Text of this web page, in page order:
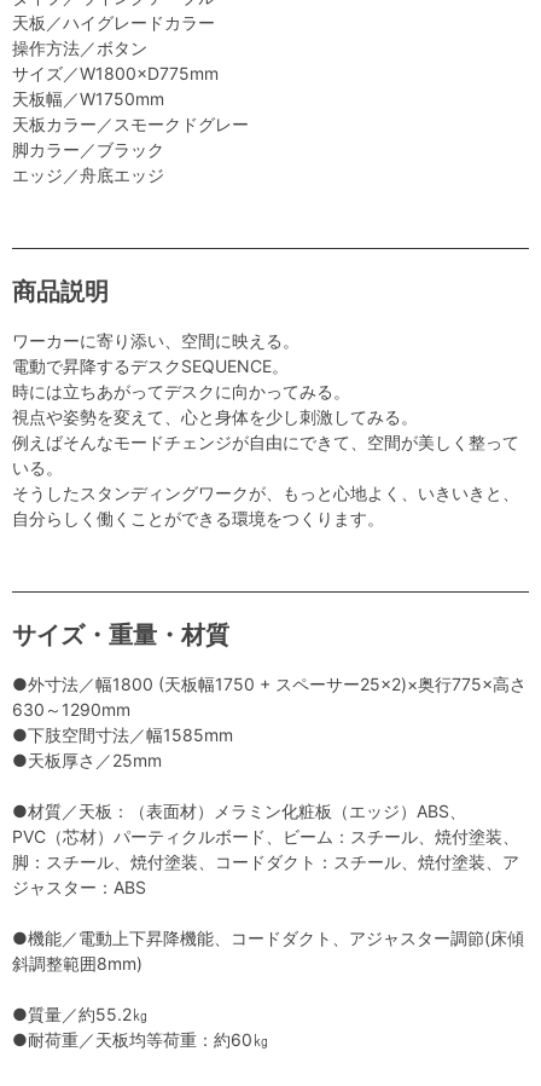
天板／ハイグレードカラー
操作方法／ボタン
サイズ／W1800×D775mm
天板幅／W1750mm
天板カラー／スモークドグレー
脚カラー／ブラック
エッジ／舟底エッジ
商品説明
ワーカーに寄り添い、空間に映える。
電動で昇降するデスクSEQUENCE。
時には立ちあがってデスクに向かってみる。
視点や姿勢を変えて、心と身体を少し刺激してみる。
例えばそんなモードチェンジが自由にできて、空間が美しく整って
いる。
そうしたスタンディングワークが、もっと心地よく、いきいきと、
自分らしく働くことができる環境をつくります。
サイズ・重量・材質
●外寸法／幅1800 (天板幅1750 + スペーサー25×2)×奥行775×高さ
630～1290mm
●下肢空間寸法／幅1585mm
●天板厚さ／25mm
●材質／天板：（表面材）メラミン化粧板（エッジ）ABS、
PVC（芯材）パーティクルボード、ビーム：スチール、焼付塗装、
脚：スチール、焼付塗装、コードダクト：スチール、焼付塗装、ア
ジャスター：ABS
●機能／電動上下昇降機能、コードダクト、アジャスター調節(床傾
斜調整範囲8mm)
●質量／約55.2㎏
●耐荷重／天板均等荷重：約60㎏